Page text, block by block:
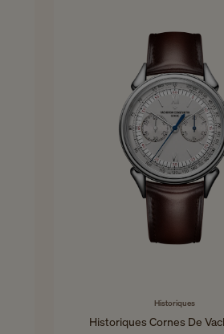
Historiques
Historiques Cornes De